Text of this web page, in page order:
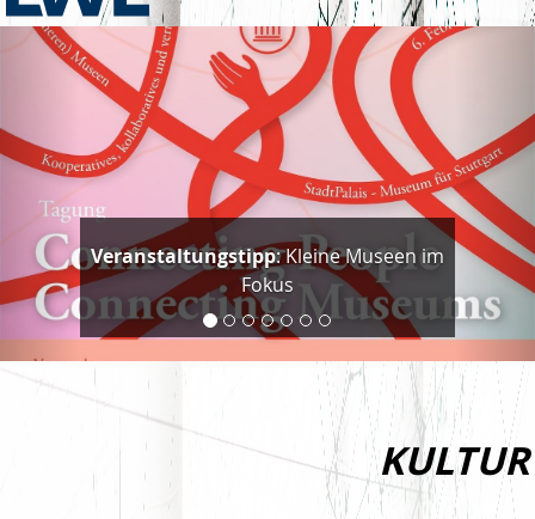
Veranstaltungstipp: Kleine Museen im
Fokus
Vorherige
KULTUR